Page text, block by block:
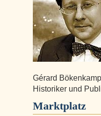
Gérard
Historiker und
Marktplatz